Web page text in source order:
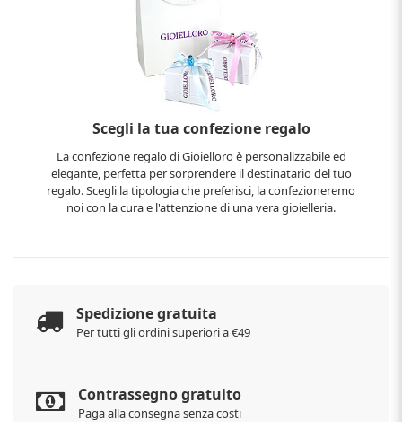
Scegli la tua confezione regalo
La confezione regalo di Gioielloro è personalizzabile ed
elegante, perfetta per sorprendere il destinatario del tuo
regalo. Scegli la tipologia che preferisci, la confezioneremo
noi con la cura e l'attenzione di una vera gioielleria.
Spedizione gratuita
Per tutti gli ordini superiori a €49
Contrassegno gratuito
Paga alla consegna senza costi